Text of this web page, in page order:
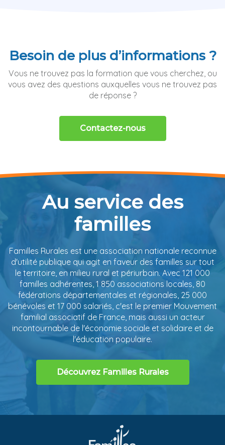
Besoin de plus d’informations ?
Vous ne trouvez pas la formation que vous cherchez, ou
vous avez des questions auxquelles vous ne trouvez pas
de réponse ?
Contactez-nous
Au service des
familles
Familles Rurales est une association nationale reconnue
d'utilité publique qui agit en faveur des familles sur tout
le territoire, en milieu rural et périurbain. Avec 121 000
familles adhérentes, 1 850 associations locales, 80
fédérations départementales et régionales, 25 000
bénévoles et 17 000 salariés, c'est le premier Mouvement
familial associatif de France, mais aussi un acteur
incontournable de l'économie sociale et solidaire et de
l'éducation populaire.
Découvrez Familles Rurales